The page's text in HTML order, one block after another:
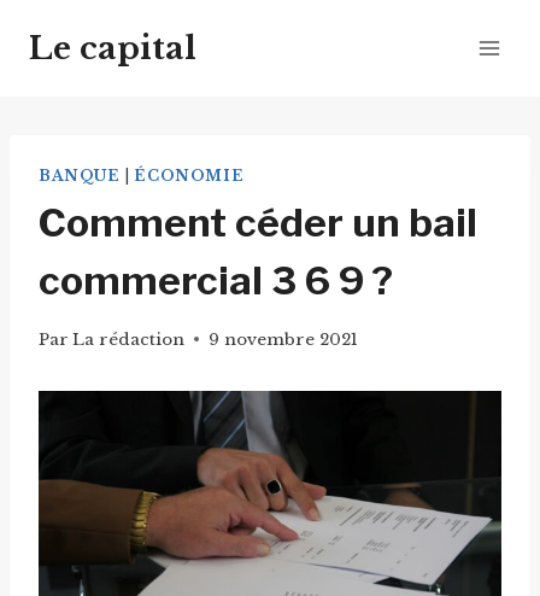
Le capital
BANQUE |ÉCONOMIE
Comment céder un bail
commercial 3 6 9 ?
Par La rédaction 9 novembre 2021